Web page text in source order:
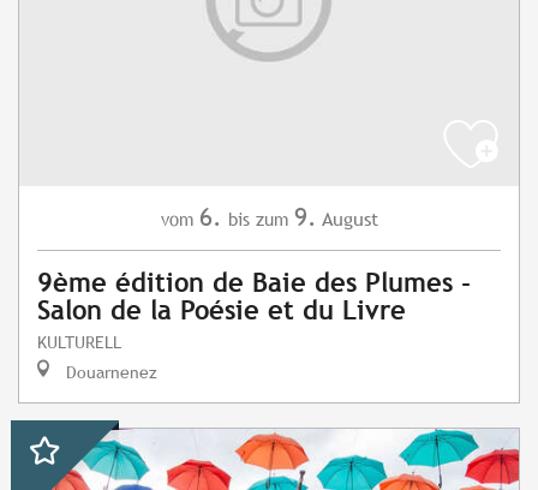
vom 6. bis zum 9. August
9ème édition de Baie des Plumes -
Salon de la Poésie et du Livre
KULTURELL
Douarnenez